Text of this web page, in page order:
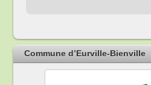
Commune d’Eurville-Bienville